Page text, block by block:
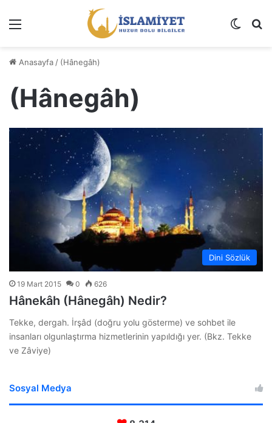
Dış
Anasayfa / (Hânegâh)
(Hânegâh)
Dini Sözlük
19 Mart 2015 0 626
Hânekâh (Hânegâh) Nedir?
Tekke, dergah. İrşâd (doğru yolu gösterme) ve sohbet ile
insanları olgunlaştırma hizmetlerinin yapıldığı yer. (Bkz. Tekke
ve Zâviye)
Sosyal Medya